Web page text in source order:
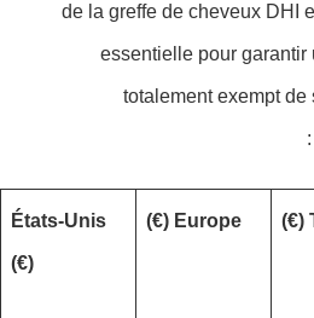
de la greffe de cheveux DHI
essentielle pour garantir
totalement exempt
Europe (€)
États-Unis
(€)